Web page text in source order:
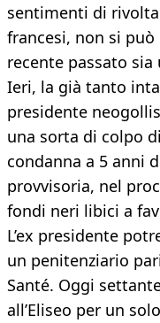
sentimenti di
francesi, non si
recente passato sia
Ieri, la già tanto
presidente
una sorta di colpo
condanna a 5 anni
provvisoria, nel
fondi neri libici a
L’ex presidente
un penitenziario
Santé. Oggi
all’Eliseo per un